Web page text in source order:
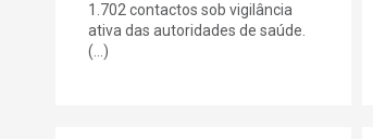
1.702 contactos sob vigilância
ativa das autoridades de saúde.
(...)